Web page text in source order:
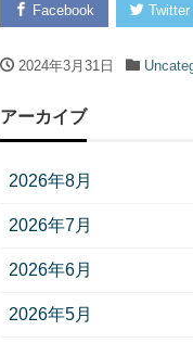
Facebook Twitter
2024年3月31日
アーカイブ
2026年8月
2026年7月
2026年6月
2026年5月